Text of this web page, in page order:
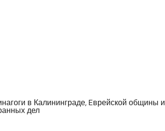
в Калининграде, Eврейской общины и
дел